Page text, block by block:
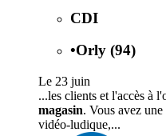
CDI
•Orly (94)
Le 23 juin
...les clients et l'accès à
magasin. Vous avez
vidéo-ludique,...